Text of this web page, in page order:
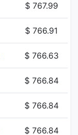
$ 767.99
$ 766.91
$ 766.63
$ 766.84
$ 766.84
$ 766.84